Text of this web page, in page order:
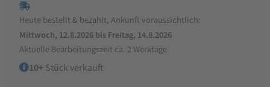
kaltgepresst
Menge
Heute bestellt & bezahlt, Ankunft voraussichtlich:
Mittwoch, 12.8.2026 bis Freitag, 14.8.2026
Aktuelle Bearbeitungszeit ca. 2 Werktage
10+Stück verkauft